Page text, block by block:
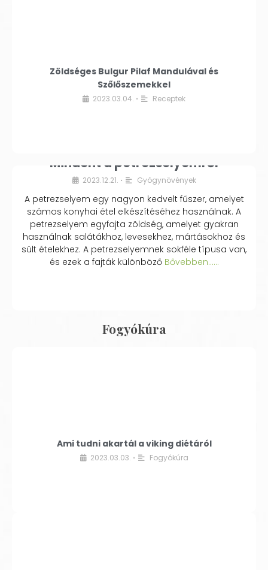
Zöldséges Bulgur Pilaf Mandulával és
Szőlőszemekkel
2023.03.04. • Receptek
Mindent a petrezselyemről
2023.12.21. • Gyógynövények
A petrezselyem egy nagyon kedvelt fűszer, amelyet
számos konyhai étel elkészítéséhez használnak. A
petrezselyem egyfajta zöldség, amelyet gyakran
használnak salátákhoz, levesekhez, mártásokhoz és
sült ételekhez. A petrezselyemnek sokféle típusa van,
és ezek a fajták különbözőBővebben...…
Fogyókúra
Ami tudni akartál a viking diétáról
2023.03.03. • Fogyókúra